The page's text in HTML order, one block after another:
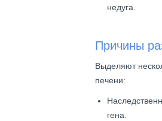
недуга.
Причины
Выделяют
печени:
гена.